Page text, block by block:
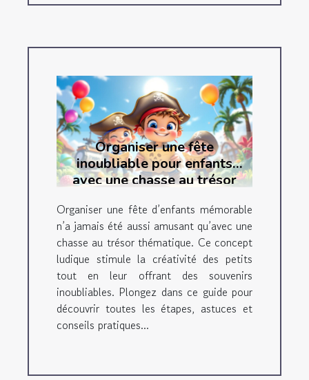
Organiser une fête
inoubliable pour enfants
avec une chasse au trésor
Organiser une fête d’enfants mémorable
n’a jamais été aussi amusant qu’avec une
chasse au trésor thématique. Ce concept
ludique stimule la créativité des petits
tout en leur offrant des souvenirs
inoubliables. Plongez dans ce guide pour
découvrir toutes les étapes, astuces et
conseils pratiques...